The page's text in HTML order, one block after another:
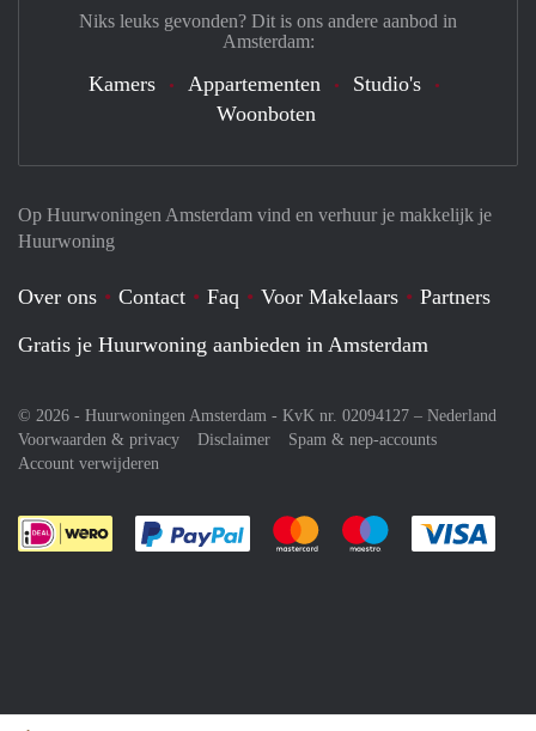
Op Huurwoningen Amsterdam vind en verhuur je makkelijk je
Huurwoning
Over ons Contact Faq Voor Makelaars
Partners
Gratis je Huurwoning aanbieden in Amsterdam
© 2026 - Huurwoningen Amsterdam - KvK nr. 02094127 – Nederland
Voorwaarden & privacy
Disclaimer
Spam & nep-accounts
Account verwijderen
Je rekent gemakkelijk af met Paypal
Je rekent gemakkelijk af met
Je rekent
Niks leuks gevonden? Dit is ons andere aanbod in
Amsterdam:
Kamers Appartementen
Studio's
Woonboten